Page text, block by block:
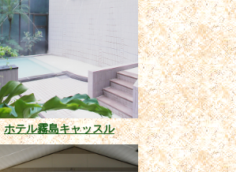
ホテル霧島キャッスル